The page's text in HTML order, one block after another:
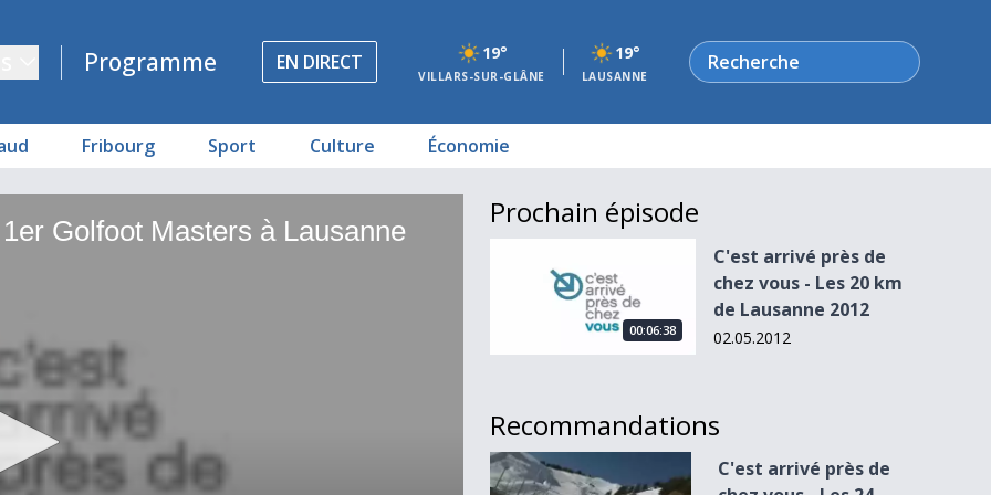
Programme EN DIRECT 19°
VILLARS-SUR-GLÂNE
19°
LAUSANNE
Rechercher
Fribourg Sport Culture Économie
Golfoot Masters à Lausanne
Prochain épisode
C&#039;est arrivé près de chez vous - Les 20 km de
00:06:38
C'est arrivé près de
chez vous - Les 20 km
de Lausanne 2012
02.05.2012
Recommandations
C&#039;est arrivé près de chez vous - Les 24 heures de
C'est arrivé près de